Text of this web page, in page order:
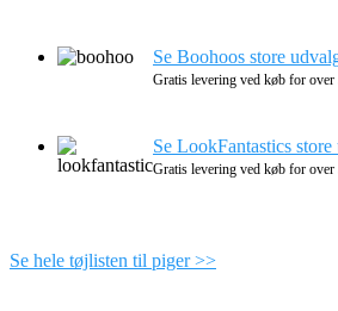
Se Boohoos store
Gratis levering ved køb for over
Se LookFantastics
Gratis levering ved køb for over
Se hele tøjlisten til piger >>